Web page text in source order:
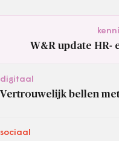
W&R update HR-
digitaal
Vertrouwelijk bellen
sociaal